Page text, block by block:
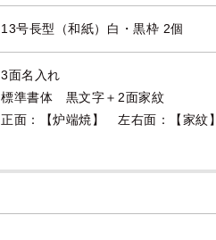
13号長型（和紙）白・黒枠 2個
3面名入れ
標準書体 黒文字＋2面家紋
正面：【炉端焼】 左右面：【家紋】